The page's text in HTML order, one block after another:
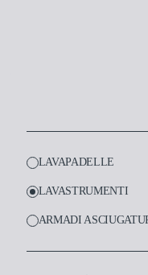
LAVAPADELLE
LAVASTRUMENTI
ARMADI